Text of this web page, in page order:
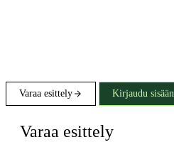
Varaa esittely Kirjaudu sisään
Varaa esittely